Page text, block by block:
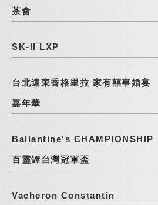
茶會
SK-II LXP
台北遠東香格里拉 家有囍事婚宴
嘉年華
Ballantine's CHAMPIONSHIP
百靈罈台灣冠軍盃
Vacheron Constantin